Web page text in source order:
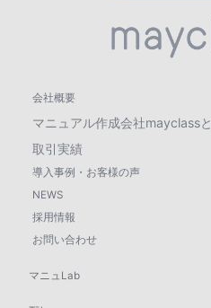
会社概要
マニュアル作成会社mayclass
取引実績
導入事例・お客様の声
NEWS
採用情報
お問い合わせ
マニュLab